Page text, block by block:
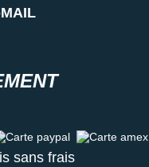
paypal Carte amex
sans frais